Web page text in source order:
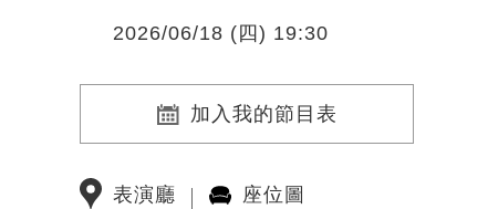
2026/06/18 (四) 19:30
加入我的節目表
表演廳 座位圖